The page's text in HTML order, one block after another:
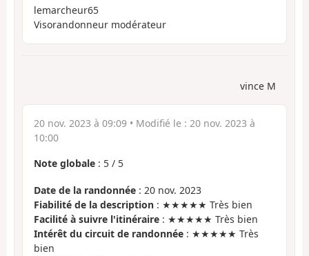
lemarcheur65
Visorandonneur modérateur
vince M
20 nov. 2023 à 09:09 • Modifié le : 20 nov. 2023 à
10:00
Note globale : 5 / 5
Date de la randonnée : 20 nov. 2023
Fiabilité de la description : ★★★★★ Très bien
Facilité à suivre l'itinéraire : ★★★★★ Très bien
Intérêt du circuit de randonnée : ★★★★★ Très
bien